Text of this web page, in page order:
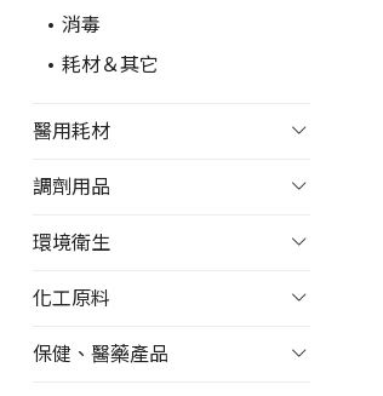
消毒
耗材＆其它
醫用耗材
調劑用品
環境衛生
化工原料
保健、醫藥產品